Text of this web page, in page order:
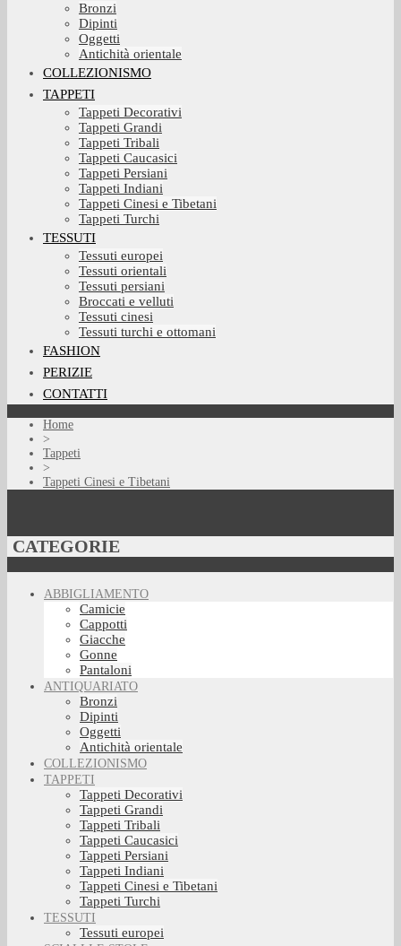
Bronzi
Dipinti
Oggetti
Antichità orientale
COLLEZIONISMO
TAPPETI
Tappeti Decorativi
Tappeti Grandi
Tappeti Tribali
Tappeti Caucasici
Tappeti Persiani
Tappeti Indiani
Tappeti Cinesi e Tibetani
Tappeti Turchi
TESSUTI
Tessuti europei
Tessuti orientali
Tessuti persiani
Broccati e velluti
Tessuti cinesi
Tessuti turchi e ottomani
FASHION
PERIZIE
CONTATTI
Home
>
Tappeti
>
Tappeti Cinesi e Tibetani
CATEGORIE
ABBIGLIAMENTO
Camicie
Cappotti
Giacche
Gonne
Pantaloni
ANTIQUARIATO
Bronzi
Dipinti
Oggetti
Antichità orientale
COLLEZIONISMO
TAPPETI
Tappeti Decorativi
Tappeti Grandi
Tappeti Tribali
Tappeti Caucasici
Tappeti Persiani
Tappeti Indiani
Tappeti Cinesi e Tibetani
Tappeti Turchi
TESSUTI
Tessuti europei